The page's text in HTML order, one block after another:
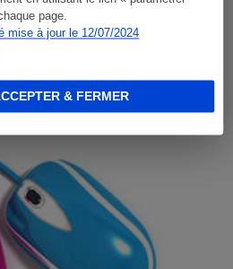
page.
mise à jour le 12/07/2024
& FERMER